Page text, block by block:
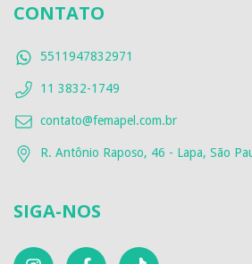
CONTATO
5511947832971
11 3832-1749
contato@femapel.com.br
R. Antônio Raposo, 46 - Lapa, São
SIGA-NOS